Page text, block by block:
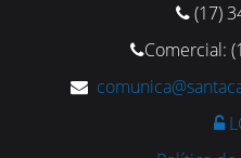
(17)
Comercial: